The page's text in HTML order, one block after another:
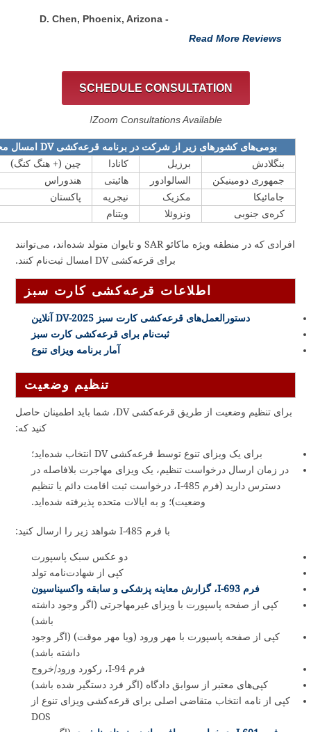
- D. Chen, Phoenix, Arizona
Read More Reviews
SCHEDULE CONSULTATION
Zoom Consultations Available!
بومی‌های کشورهای زیر از شرکت در برنامه قرعه‌کشی DV امسال محروم‌اند
بنگلادش
برزیل کانادا
چین (+ هنگ کنگ)
جمهوری دومینیکن
السالوادور هائیتی
هندوراس
جامائیکا
مکزیک نیجریه
پاکستان
کره‌ی جنوبی
ونزوئلا ویتنام
افرادی که در منطقه ویژه ماکائو SAR و تایوان متولد شده‌اند، می‌توانند
برای قرعه‌کشی DV امسال ثبت‌نام کنند.
اطلاعات قرعه‌کشی کارت سبز
دستورالعمل‌های قرعه‌کشی کارت سبز DV-2025 آنلاین
ثبت‌نام برای قرعه‌کشی کارت سبز
آمار برنامه ویزای تنوع
تنظیم وضعیت
برای تنظیم وضعیت از طریق قرعه‌کشی DV، شما باید اطمینان حاصل
کنید که:
برای یک ویزای تنوع توسط قرعه‌کشی DV انتخاب شده‌اید؛
در زمان ارسال درخواست تنظیم، یک ویزای مهاجرت بلافاصله در
دسترس دارید (فرم I-485، درخواست ثبت اقامت دائم یا تنظیم
وضعیت)؛ و به ایالات متحده پذیرفته شده‌اید.
با فرم I-485 شواهد زیر را ارسال کنید:
دو عکس سبک پاسپورت
کپی از شهادت‌نامه تولد
فرم I-693، گزارش معاینه پزشکی و سابقه واکسیناسیون
کپی از صفحه پاسپورت با ویزای غیرمهاجرتی (اگر وجود داشته
باشد)
کپی از صفحه پاسپورت با مهر ورود (ویا مهر موقت) (اگر وجود
داشته باشد)
فرم I-94، رکورد ورود/خروج
کپی‌های معتبر از سوابق دادگاه (اگر فرد دستگیر شده باشد)
کپی از نامه انتخاب متقاضی اصلی برای قرعه‌کشی ویزای تنوع از
DOS